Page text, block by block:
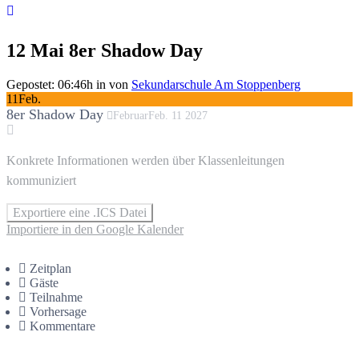
12 Mai 8er Shadow Day
Gepostet: 06:46h in von Sekundarschule Am Stoppenberg
11Feb.
8er Shadow Day Februar Feb. 11 2027
Konkrete Informationen werden über Klassenleitungen
kommuniziert
Exportiere eine .ICS Datei
Importiere in den Google Kalender
Zeitplan
Gäste
Teilnahme
Vorhersage
Kommentare